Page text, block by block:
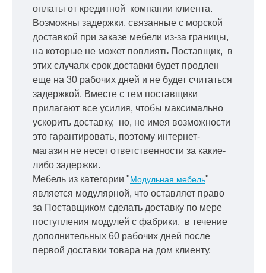
оплаты от кредитной компании клиента.
Возможны задержки, связанные с морской
доставкой при заказе мебели из-за границы,
на которые не может повлиять Поставщик, в
этих случаях срок доставки будет продлен
еще на 30 рабочих дней и не будет считаться
задержкой. Вместе с тем поставщики
прилагают все усилия, чтобы максимально
ускорить доставку, но, не имея возможности
это гарантировать, поэтому интернет-
магазин не несет ответственности за какие-
либо задержки.
Мебель из категории "Модульная мебель"
является модулярной, что оставляет право
за Поставщиком сделать доставку по мере
поступления модулей с фабрики, в течение
дополнительных 60 рабочих дней после
первой доставки товара на дом клиенту.